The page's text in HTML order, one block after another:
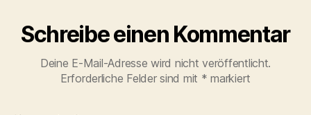
Schreibe einen Kommentar
Deine E-Mail-Adresse wird nicht veröffentlicht.
Erforderliche Felder sind mit * markiert